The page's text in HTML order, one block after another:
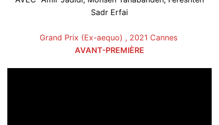
Sadr Erfai
Grand Prix (Ex-aequo) , 2021 Cannes
AVANT-PREMIÈRE